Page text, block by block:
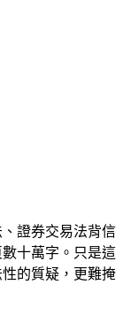
證券交易法背信
數十萬字。只是這
的質疑，更難掩